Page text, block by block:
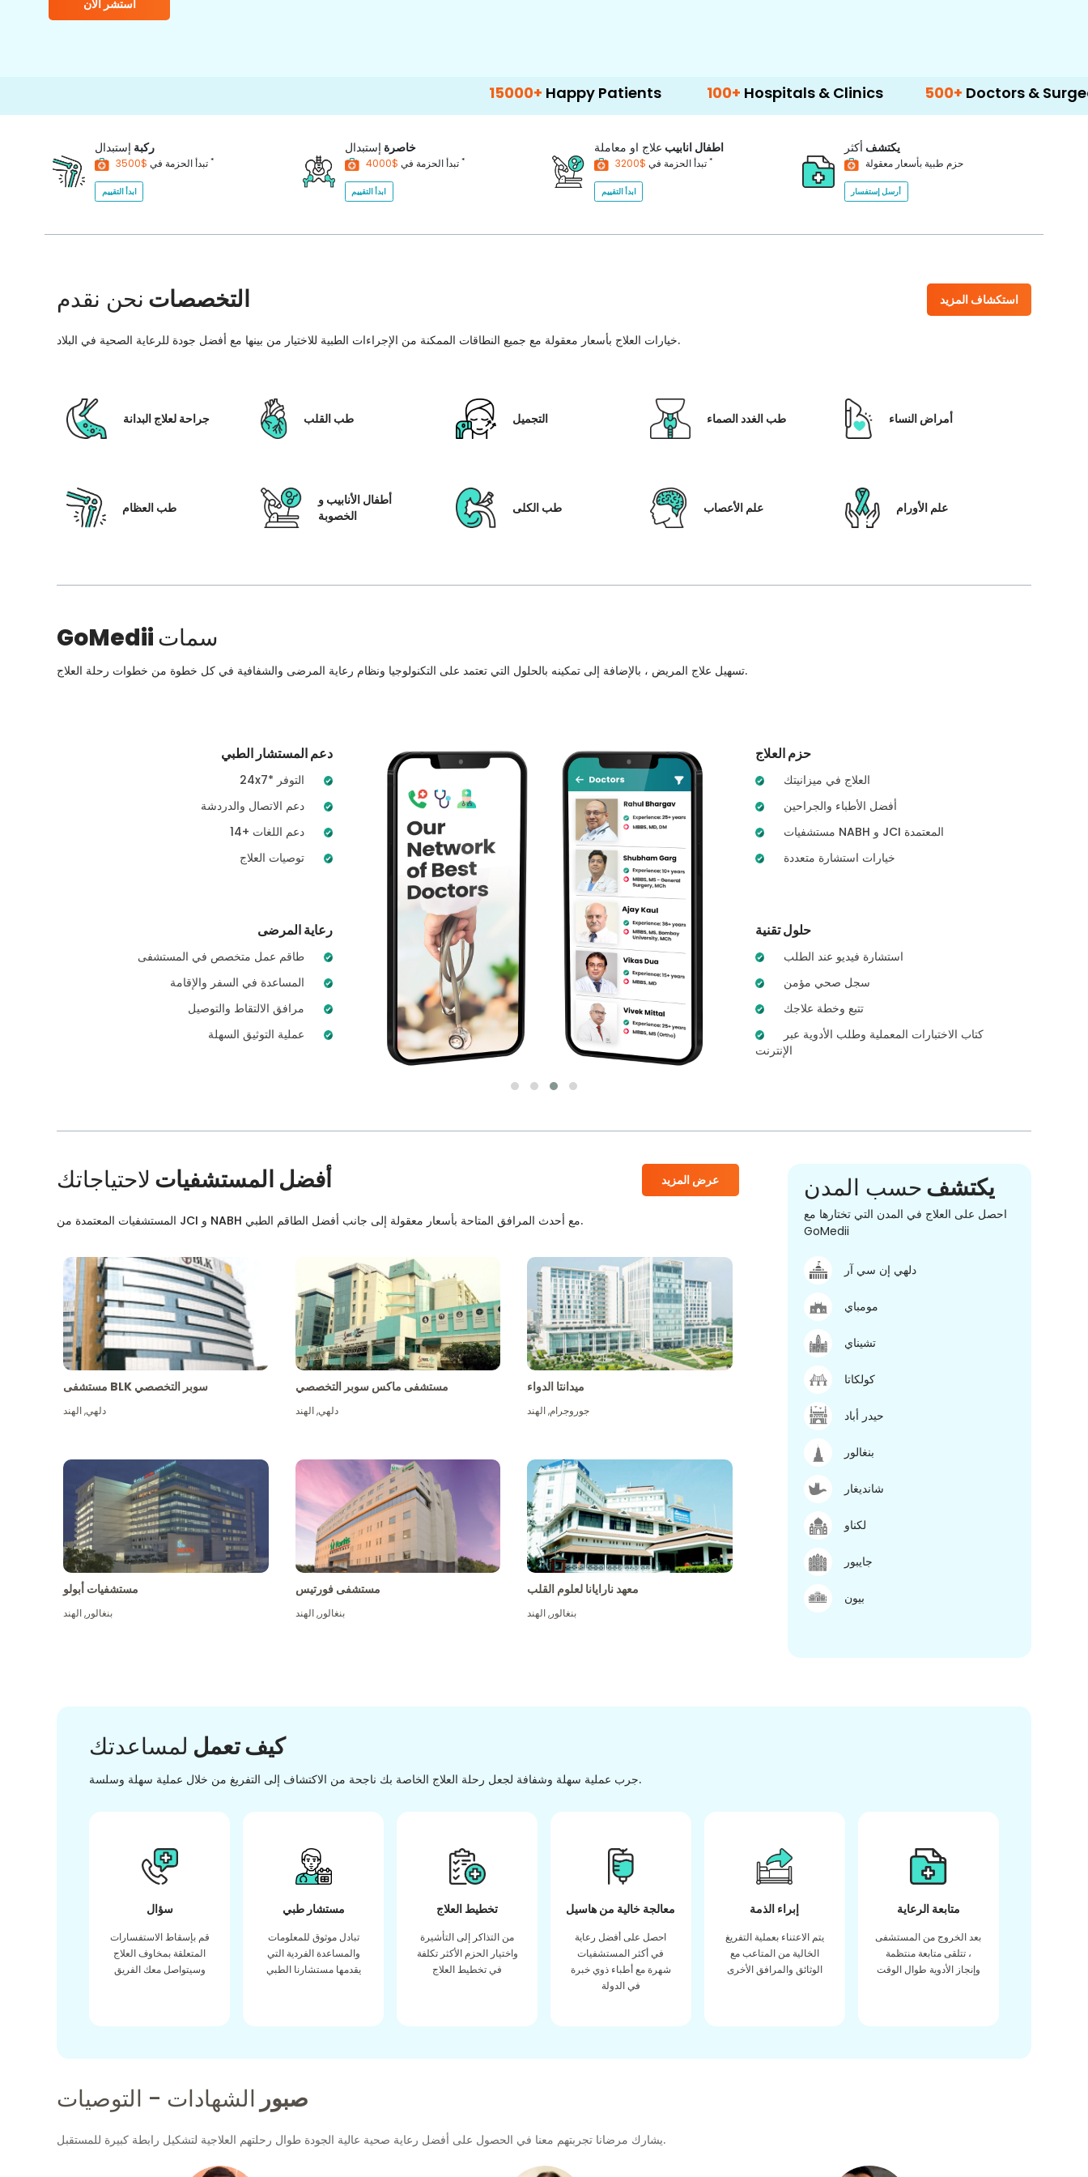
استشر الآن
Happy Patients 100+ Hospitals & Clinics 500+ Doctors & Surgeons
ركبة إستبدال
تبدأ الحزمة في *
ابدأ التقييم
خاصرة إستبدال
تبدأ الحزمة في$4000 *
ابدأ التقييم
اطفال انابيب علاج او معاملة
تبدأ الحزمة في *
ابدأ التقييم
يكتشف أكثر
حزم طبية بأسعار معقولة
أرسل إستفسار
التخصصات نحن نقدم استكشاف المزيد
خيارات العلاج بأسعار معقولة مع جميع النطاقات الممكنة من الإجراءات الطبية للاختيار من بينها مع أفضل جودة للرعاية الصحية في البلاد.
جراحة لعلاج البدانة طب القلب التجميل طب الغدد الصماء أمراض النساء
طب العظام
أطفال الأنابيب و
الخصوبة
طب الكلى علم الأعصاب علم الأورام
GoMediiسمات
تسهيل علاج المريض ، بالإضافة إلى تمكينه بالحلول التي تعتمد على التكنولوجيا ونظام رعاية المرضى والشفافية في كل خطوة من خطوات رحلة العلاج.
دعم المستشار الطبي
رعاية المرضى
حزم العلاج
العلاج في ميزانيتك
أفضل الأطباء والجراحين
مستشفيات NABH و JCI المعتمدة
خيارات استشارة متعددة
حلول تقنية
استشارة فيديو عند الطلب
سجل صحي مؤمن
تتبع وخطة علاجك
الإنترنت
أفضل المستشفيات لاحتياجاتك عرض المزيد
المستشفيات المعتمدة من JCI و NABH مع أحدث المرافق المتاحة بأسعار معقولة إلى جانب أفضل الطاقم الطبي.
مستشفى BLK سوبر التخصصي
دلهي,الهند
مستشفى ماكس سوبر التخصصي
دلهي,الهند
ميدانتا الدواء
جوروجرام,الهند
مستشفيات أبولو
بنغالور,الهند
مستشفى فورتيس
بنغالور,الهند
معهد نارايانا لعلوم القلب
بنغالور,الهند
يكتشفحسب المدن
احصل على العلاج في المدن التي تختارها مع
GoMedii
دلهي إن سي آر
مومباي
تشيناي
كولكاتا
حيدر أباد
بنغالور
شانديغار
لكناو
جايبور
بيون
كيف تعمل لمساعدتك
جرب عملية سهلة وشفافة لجعل رحلة العلاج الخاصة بك ناجحة من الاكتشاف إلى التفريغ من خلال عملية سهلة وسلسة.
سؤال
قم بإسقاط الاستفسارات
المتعلقة بمخاوف العلاج
وسيتواصل معك الفريق
مستشار طبي
تبادل موثوق للمعلومات
والمساعدة الفردية التي
يقدمها مستشارنا الطبي
تخطيط العلاج
من التذاكر إلى التأشيرة
واختيار الحزم الأكثر تكلفة
في تخطيط العلاج
معالجة خالية من هاسيل
احصل على أفضل رعاية
في أكثر المستشفيات
شهرة مع أطباء ذوي خبرة
في الدولة
إبراء الذمة
يتم الاعتناء بعملية التفريغ
الخالية من المتاعب مع
الوثائق والمرافق الأخرى
متابعة الرعاية
بعد الخروج من المستشفى
، تتلقى متابعة منتظمة
وإنجاز الأدوية طوال الوقت
صبور الشهادات - التوصيات
يشارك مرضانا تجربتهم معنا في الحصول على أفضل رعاية صحية عالية الجودة طوال رحلتهم العلاجية لتشكيل رابطة كبيرة للمستقبل.